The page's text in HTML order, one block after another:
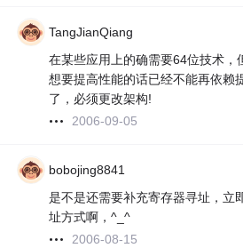
TangJianQiang
在某些应用上的确需要64位技术，
想要提高性能的话已经不能再依赖
了，必须更改架构!
2006-09-05
bobojing8841
是不是还需要补充寄存器寻址，立
址方式啊，^_^
2006-08-15